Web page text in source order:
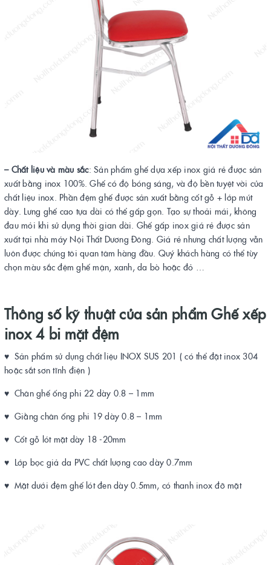
– Chất liệu và màu sắc: Sản phẩm ghế dựa xếp inox giá rẻ được sản
xuất bằng inox 100%. Ghế có độ bóng sáng, và độ bền tuyệt vời của
chất liệu inox. Phần đệm ghế được sản xuất bằng cốt gỗ + lớp mút
dày. Lưng ghế cao tựa dài có thể gấp gọn. Tạo sự thoải mái, không
đau mỏi khi sử dụng thời gian dài. Ghế gấp inox giá rẻ được sản
xuất tại nhà máy Nội Thất Dương Đông. Giá rẻ nhưng chất lượng vẫn
luôn được chúng tôi quan tâm hàng đầu. Quý khách hàng có thể tùy
chọn màu sắc đệm ghế mận, xanh, da bò hoặc đỏ …
Thông số kỹ thuật của sản phẩm Ghế xếp
inox 4 bi mặt đệm
♥ Sản phẩm sử dụng chất liệu INOX SUS 201 ( có thể đặt inox 304
hoặc sắt sơn tĩnh điện )
♥ Chân ghế ống phi 22 dày 0.8 – 1mm
♥ Giằng chân ống phi 19 dày 0.8 – 1mm
♥ Cốt gỗ lót mặt dày 18 -20mm
♥ Lớp bọc giả da PVC chất lượng cao dày 0.7mm
♥ Mặt dưới đệm ghế lót đen dày 0.5mm, có thanh inox đỡ mặt